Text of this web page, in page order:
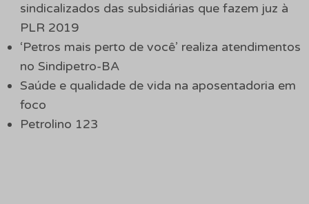
sindicalizados das subsidiárias que fazem juz à
PLR 2019
‘Petros mais perto de você’ realiza atendimentos
no Sindipetro-BA
Saúde e qualidade de vida na aposentadoria em
foco
Petrolino 123